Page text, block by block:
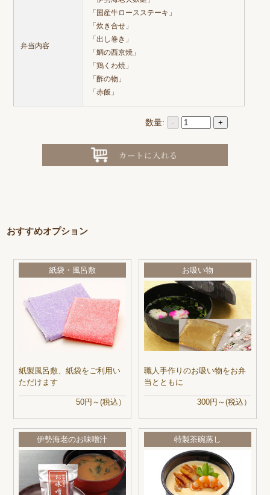
弁当内容
「国産牛ロースステーキ」
「炊き合せ」
「出し巻き」
「鯛の西京焼」
「鶏くわ焼」
「酢の物」
「赤飯」
数量: - +
おすすめオプション
紙袋・風呂敷
紙製風呂敷、紙袋をご利用い
ただけます
50円～(税込）
お吸い物
職人手作りのお吸い物をお弁
当とともに
300円～(税込）
伊勢海老のお味噌汁 特製茶碗蒸し